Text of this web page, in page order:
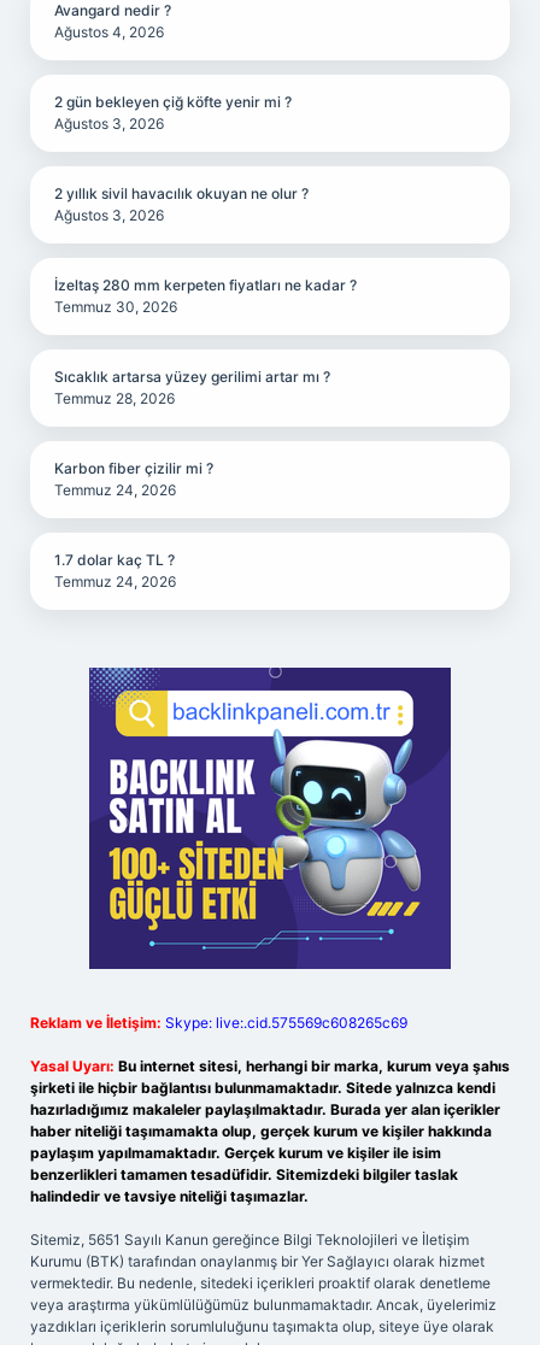
Avangard nedir ?
Ağustos 4, 2026
2 gün bekleyen çiğ köfte yenir mi ?
Ağustos 3, 2026
2 yıllık sivil havacılık okuyan ne olur ?
Ağustos 3, 2026
İzeltaş 280 mm kerpeten fiyatları ne kadar ?
Temmuz 30, 2026
Sıcaklık artarsa yüzey gerilimi artar mı ?
Temmuz 28, 2026
Karbon fiber çizilir mi ?
Temmuz 24, 2026
1.7 dolar kaç TL ?
Temmuz 24, 2026
Reklam ve İletişim: Skype: live:.cid.575569c608265c69
Yasal Uyarı: Bu internet sitesi, herhangi bir marka, kurum veya şahıs
şirketi ile hiçbir bağlantısı bulunmamaktadır. Sitede yalnızca kendi
hazırladığımız makaleler paylaşılmaktadır. Burada yer alan içerikler
haber niteliği taşımamakta olup, gerçek kurum ve kişiler hakkında
paylaşım yapılmamaktadır. Gerçek kurum ve kişiler ile isim
benzerlikleri tamamen tesadüfidir. Sitemizdeki bilgiler taslak
halindedir ve tavsiye niteliği taşımazlar.
Sitemiz, 5651 Sayılı Kanun gereğince Bilgi Teknolojileri ve İletişim
Kurumu (BTK) tarafından onaylanmış bir Yer Sağlayıcı olarak hizmet
vermektedir. Bu nedenle, sitedeki içerikleri proaktif olarak denetleme
veya araştırma yükümlülüğümüz bulunmamaktadır. Ancak, üyelerimiz
yazdıkları içeriklerin sorumluluğunu taşımakta olup, siteye üye olarak